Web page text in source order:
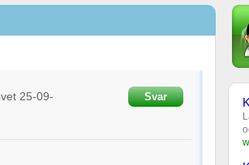
25-09-
Svar